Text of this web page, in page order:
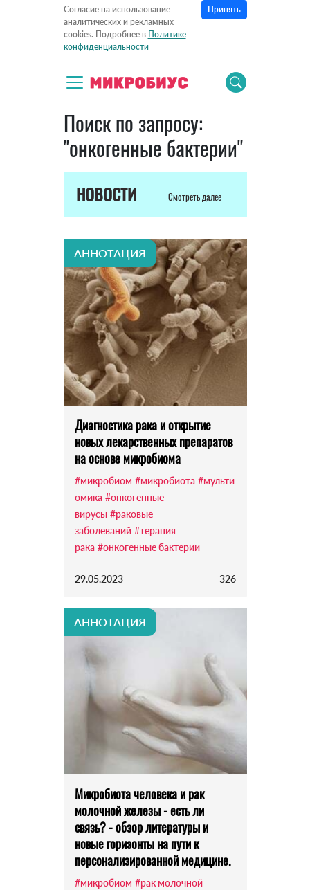
Согласие на использование
аналитических и рекламных
cookies. Подробнее в Политике
конфиденциальности
Принять
Поиск по запросу:
"онкогенные бактерии"
НОВОСТИ Смотреть далее
АННОТАЦИЯ
Диагностика рака и открытие
новых лекарственных препаратов
на основе микробиома
#микробиом #микробиота #мульти
омика #онкогенные
вирусы #раковые
заболеваний #терапия
рака #онкогенные бактерии
29.05.2023 326
АННОТАЦИЯ
Микробиота человека и рак
молочной железы - есть ли
связь? - обзор литературы и
новые горизонты на пути к
персонализированной медицине.
#микробиом #рак молочной